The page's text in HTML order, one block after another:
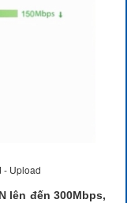
- Upload
lên đến 300Mbps,